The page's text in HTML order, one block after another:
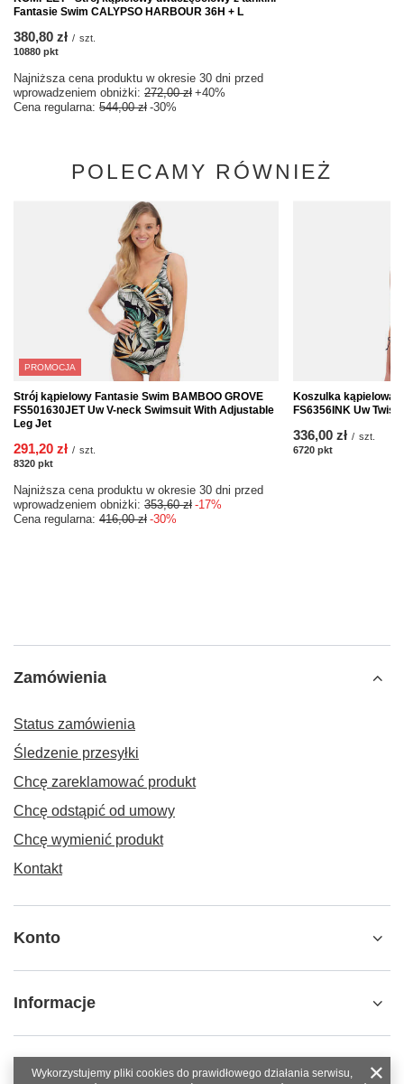
Fantasie Swim CALYPSO HARBOUR 36H + L
380,80 zł / szt.
10880 pkt
Najniższa cena produktu w okresie 30 dni przed
wprowadzeniem obniżki: 272,00 zł +40%
Cena regularna: 544,00 zł -30%
POLECAMY RÓWNIEŻ
PROMOCJA
Strój kąpielowy Fantasie Swim BAMBOO GROVE
FS501630JET Uw V-neck Swimsuit With Adjustable
Leg Jet
291,20 zł / szt.
8320 pkt
Najniższa cena produktu w okresie 30 dni przed
wprowadzeniem obniżki: 353,60 zł -17%
Cena regularna: 416,00 zł -30%
Koszulka kąpielowa
FS6356INK Uw Twist
336,00 zł / szt.
6720 pkt
Zamówienia
Status zamówienia
Śledzenie przesyłki
Chcę zareklamować produkt
Chcę odstąpić od umowy
Chcę wymienić produkt
Kontakt
Konto
Informacje
Wykorzystujemy pliki cookies do prawidłowego działania serwisu,